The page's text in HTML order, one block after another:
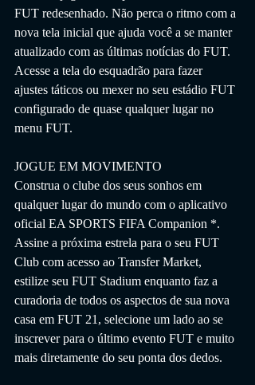
FUT redesenhado. Não perca o ritmo com a
nova tela inicial que ajuda você a se manter
atualizado com as últimas notícias do FUT.
Acesse a tela do esquadrão para fazer
ajustes táticos ou mexer no seu estádio FUT
configurado de quase qualquer lugar no
menu FUT.
JOGUE EM MOVIMENTO
Construa o clube dos seus sonhos em
qualquer lugar do mundo com o aplicativo
oficial EA SPORTS FIFA Companion *.
Assine a próxima estrela para o seu FUT
Club com acesso ao Transfer Market,
estilize seu FUT Stadium enquanto faz a
curadoria de todos os aspectos de sua nova
casa em FUT 21, selecione um lado ao se
inscrever para o último evento FUT e muito
mais diretamente do seu ponta dos dedos.